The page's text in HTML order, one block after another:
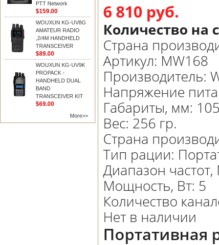
PTT Network
$159.00
WOUXUN KG-UV8G
AMATEUR RADIO
,2/4M HANDHELD
TRANSCEIVER
$89.00
WOUXUN KG-UV9K
PROPACK -
HANDHELD DUAL
BAND
TRANSCEIVER KIT
$69.00
More>>
6 810 руб.
Количество на
Страна
Артикул: MW168
Производитель:
Напряжение
Габариты, мм:
Вес: 256 гр.
Страна
Тип рации:
Диапазон
Мощность, Вт: 5
Количество
Нет в наличии
Портативная